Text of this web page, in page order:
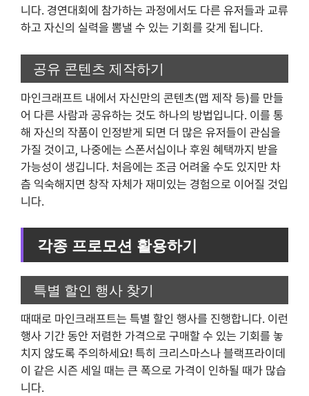
니다. 경연대회에 참가하는 과정에서도 다른 유저들과 교류
하고 자신의 실력을 뽐낼 수 있는 기회를 갖게 됩니다.
공유 콘텐츠 제작하기
마인크래프트 내에서 자신만의 콘텐츠(맵 제작 등)를 만들
어 다른 사람과 공유하는 것도 하나의 방법입니다. 이를 통
해 자신의 작품이 인정받게 되면 더 많은 유저들이 관심을
가질 것이고, 나중에는 스폰서십이나 후원 혜택까지 받을
가능성이 생깁니다. 처음에는 조금 어려울 수도 있지만 차
츰 익숙해지면 창작 자체가 재미있는 경험으로 이어질 것입
니다.
각종 프로모션 활용하기
특별 할인 행사 찾기
때때로 마인크래프트는 특별 할인 행사를 진행합니다. 이런
행사 기간 동안 저렴한 가격으로 구매할 수 있는 기회를 놓
치지 않도록 주의하세요! 특히 크리스마스나 블랙프라이데
이 같은 시즌 세일 때는 큰 폭으로 가격이 인하될 때가 많습
니다.